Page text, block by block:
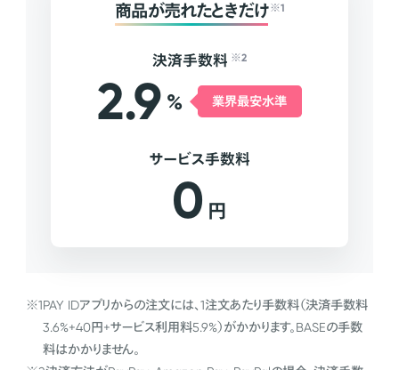
商品が売れたときだけ ※1
決済手数料 ※2
2.9 % 業界最安水準
サービス手数料
0 円
※1PAY IDアプリからの注文には、1注文あたり手数料（決済手数料
3.6%+40円+サービス利用料5.9%）がかかります。BASEの手数
料はかかりません。